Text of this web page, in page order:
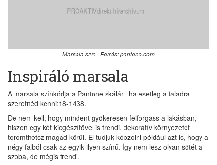
Marsala szín | Forrás: pantone.com
Inspiráló marsala
A marsala színkódja a Pantone skálán, ha esetleg a faladra
szeretnéd kenni:18-1438.
De nem kell, hogy mindent gyökeresen felforgass a lakásban,
hiszen egy két kiegészítővel is trendi, dekoratív környezetet
teremthetsz magad körül. El tudjuk képzelni például azt is, hogy a
négy falból csak az egyik ilyen színű. Így nem lesz olyan sötét a
szoba, de mégis trendi.